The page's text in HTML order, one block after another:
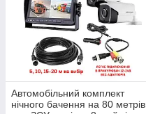
Автомобільний комплект
нічного бачення на 80 метрів